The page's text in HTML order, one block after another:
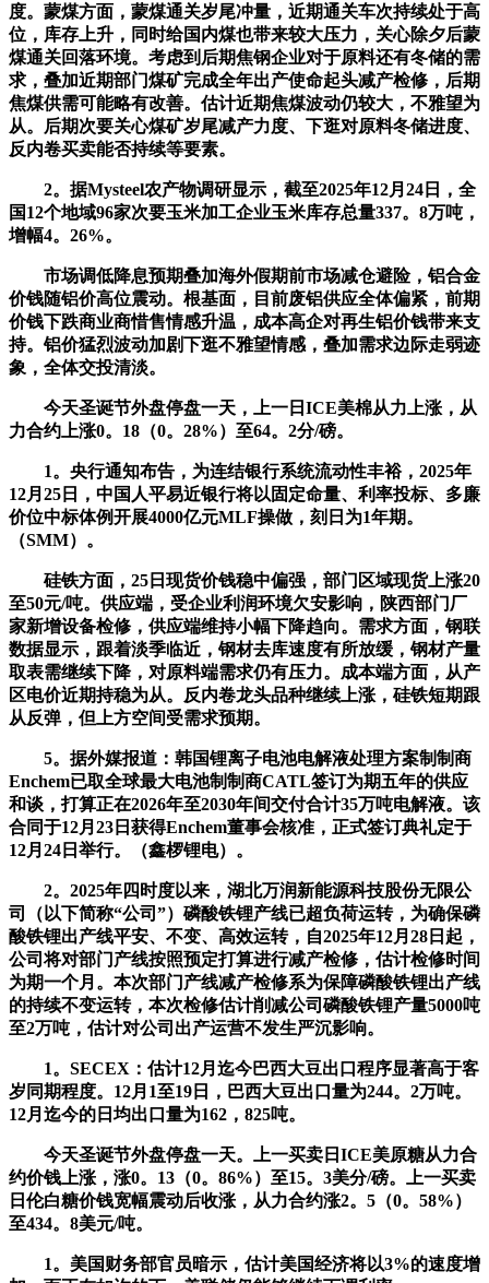
度。蒙煤方面，蒙煤通关岁尾冲量，近期通关车次持续处于高
位，库存上升，同时给国内煤也带来较大压力，关心除夕后蒙
煤通关回落环境。考虑到后期焦钢企业对于原料还有冬储的需
求，叠加近期部门煤矿完成全年出产使命起头减产检修，后期
焦煤供需可能略有改善。估计近期焦煤波动仍较大，不雅望为
从。后期次要关心煤矿岁尾减产力度、下逛对原料冬储进度、
反内卷买卖能否持续等要素。
2。据Mysteel农产物调研显示，截至2025年12月24日，全
国12个地域96家次要玉米加工企业玉米库存总量337。8万吨，
增幅4。26%。
市场调低降息预期叠加海外假期前市场减仓避险，铝合金
价钱随铝价高位震动。根基面，目前废铝供应全体偏紧，前期
价钱下跌商业商惜售情感升温，成本高企对再生铝价钱带来支
持。铝价猛烈波动加剧下逛不雅望情感，叠加需求边际走弱迹
象，全体交投清淡。
今天圣诞节外盘停盘一天，上一日ICE美棉从力上涨，从
力合约上涨0。18（0。28%）至64。2分/磅。
1。央行通知布告，为连结银行系统流动性丰裕，2025年
12月25日，中国人平易近银行将以固定命量、利率投标、多廉
价位中标体例开展4000亿元MLF操做，刻日为1年期。
（SMM）。
硅铁方面，25日现货价钱稳中偏强，部门区域现货上涨20
至50元/吨。供应端，受企业利润环境欠安影响，陕西部门厂
家新增设备检修，供应端维持小幅下降趋向。需求方面，钢联
数据显示，跟着淡季临近，钢材去库速度有所放缓，钢材产量
取表需继续下降，对原料端需求仍有压力。成本端方面，从产
区电价近期持稳为从。反内卷龙头品种继续上涨，硅铁短期跟
从反弹，但上方空间受需求预期。
5。据外媒报道：韩国锂离子电池电解液处理方案制制商
Enchem已取全球最大电池制制商CATL签订为期五年的供应
和谈，打算正在2026年至2030年间交付合计35万吨电解液。该
合同于12月23日获得Enchem董事会核准，正式签订典礼定于
12月24日举行。（鑫椤锂电）。
2。2025年四时度以来，湖北万润新能源科技股份无限公
司（以下简称“公司”）磷酸铁锂产线已超负荷运转，为确保磷
酸铁锂出产线平安、不变、高效运转，自2025年12月28日起，
公司将对部门产线按照预定打算进行减产检修，估计检修时间
为期一个月。本次部门产线减产检修系为保障磷酸铁锂出产线
的持续不变运转，本次检修估计削减公司磷酸铁锂产量5000吨
至2万吨，估计对公司出产运营不发生严沉影响。
1。SECEX：估计12月迄今巴西大豆出口程序显著高于客
岁同期程度。12月1至19日，巴西大豆出口量为244。2万吨。
12月迄今的日均出口量为162，825吨。
今天圣诞节外盘停盘一天。上一买卖日ICE美原糖从力合
约价钱上涨，涨0。13（0。86%）至15。3美分/磅。上一买卖
日伦白糖价钱宽幅震动后收涨，从力合约涨2。5（0。58%）
至434。8美元/吨。
1。美国财务部官员暗示，估计美国经济将以3%的速度增